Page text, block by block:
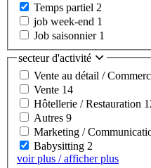
Temps partiel 2
job week-end 1
Job saisonnier 1
secteur d'activité
Vente au détail /
Vente 14
Hôtellerie / Restauration
Autres 9
Marketing /
Babysitting 2
voir plus / afficher plus